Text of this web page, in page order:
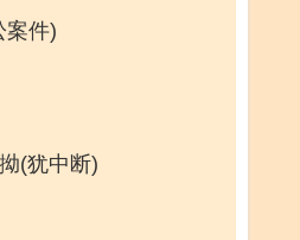
案件)
(犹中断)